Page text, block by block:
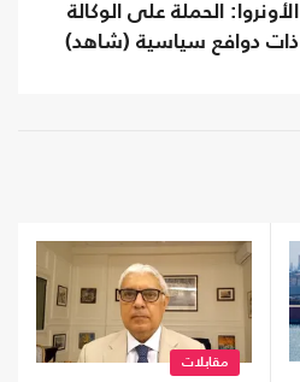
الأونروا: الحملة على الوكالة
ذات دوافع ‏سياسية (شاهد)
مقابلات